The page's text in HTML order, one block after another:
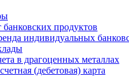
банковских продуктов
индивидуальных
в драгоценных металлах
(дебетовая) карта